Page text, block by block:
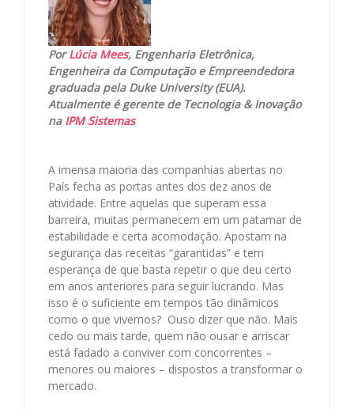
PorLúcia Mees, Engenharia Eletrônica,
Engenheira da Computação e Empreendedora
graduada pela Duke University (EUA).
Atualmente é gerente de Tecnologia & Inovação
na IPM Sistemas
A imensa maioria das companhias abertas no
País fecha as portas antes dos dez anos de
atividade. Entre aquelas que superam essa
barreira, muitas permanecem em um patamar de
estabilidade e certa acomodação. Apostam na
segurança das receitas “garantidas” e tem
esperança de que basta repetir o que deu certo
em anos anteriores para seguir lucrando. Mas
isso é o suficiente em tempos tão dinâmicos
como o que vivemos? Ouso dizer que não. Mais
cedo ou mais tarde, quem não ousar e arriscar
está fadado a conviver com concorrentes –
menores ou maiores – dispostos a transformar o
mercado.